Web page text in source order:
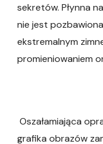
sekretów. Płynna
nie jest
ekstremalnym
promieniowaniem
Oszałamiająca
grafika obrazów